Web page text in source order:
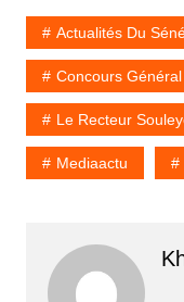
Actualités Du
Concours
Le Recteur
Mediaactu